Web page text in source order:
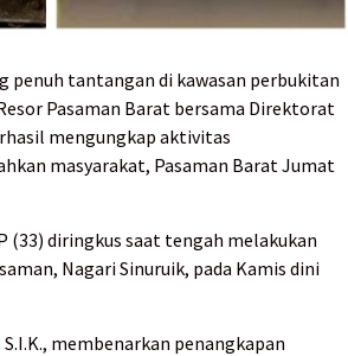
penuh tantangan di kawasan perbukitan
Pasaman Barat bersama Direktorat
mengungkap aktivitas
masyarakat, Pasaman Barat Jumat
(33) diringkus saat tengah melakukan
Nagari Sinuruik, pada Kamis dini
membenarkan penangkapan